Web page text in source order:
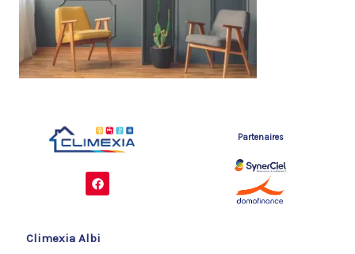
F
a
c
o
Partenaires
Climexia Albi